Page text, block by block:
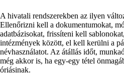
A hivatali rendszerekben az ilyen
Ellenőrizni kell a dokumentumokat,
adatbázisokat, frissíteni kell
intézmények között, el kell kerülni a
névhasználatot. Az átállás időt,
még akkor is, ha egy-egy tétel
óriásinak.